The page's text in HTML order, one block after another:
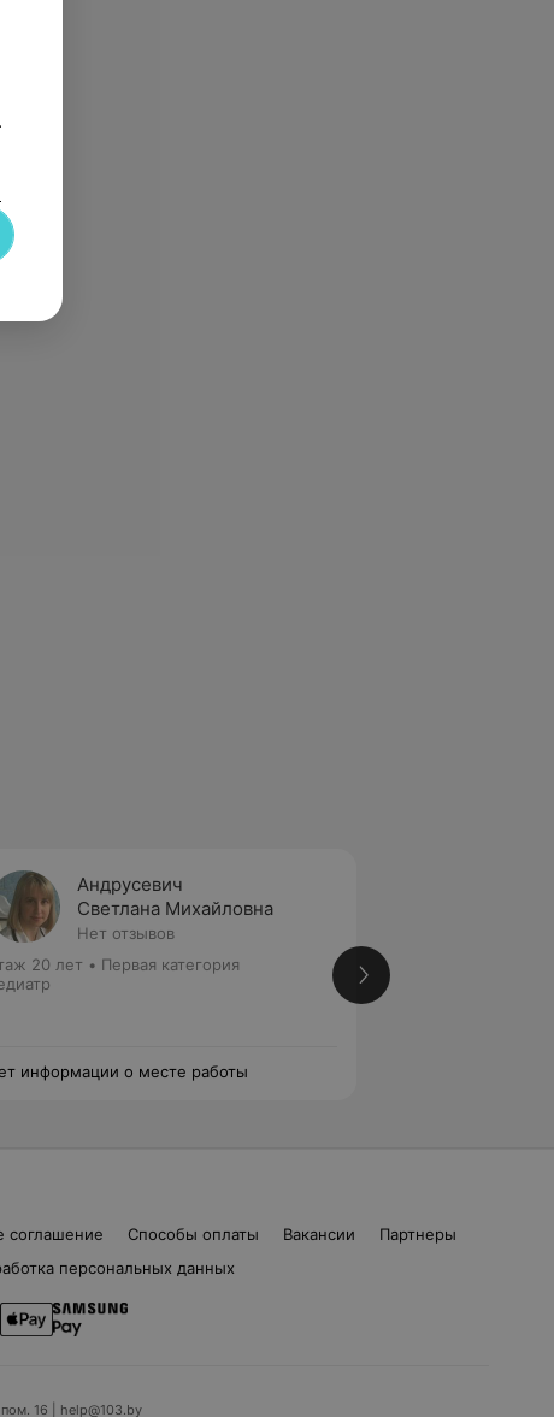
Андрусевич
Светлана Михайловна
Нет отзывов
20 лет • Первая категория
информации о месте работы
соглашение Способы оплаты Вакансии
Партнеры
персональных данных
16 | help@103.by